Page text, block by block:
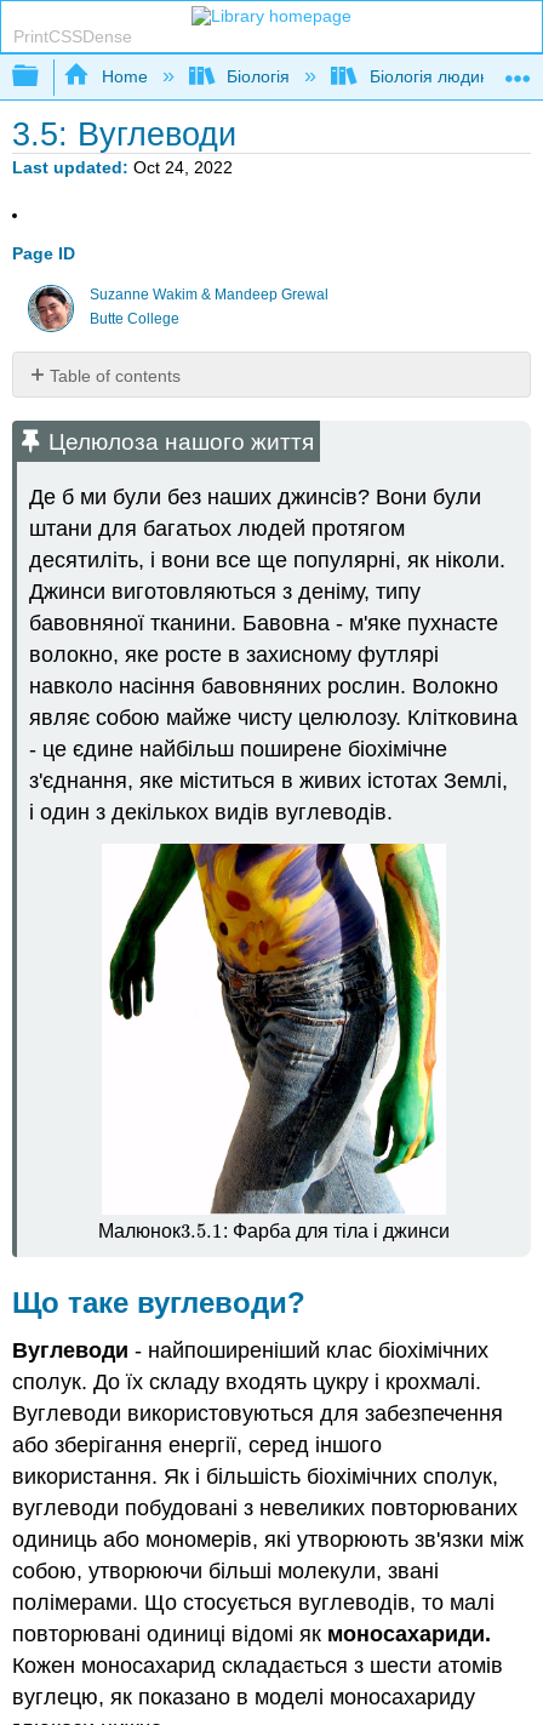
PrintCSSDense
Expand/collapse global hierarchy
Home Біологія Біологія людини
3.5: Вуглеводи
Last updated Oct 24, 2022
Page ID
Suzanne Wakim & Mandeep Grewal
Butte College
Table of contents
нашого
життя
Що
таке
вуглеводи?
Цукор
складні
вуглеводи
Крохмаль
Глікоген
Целюлоза
Характеристика:
Моя
біологія
людини
Дізнатися
Атрибуції
Целюлоза нашого життя
Де б ми були без наших джинсів? Вони були
штани для багатьох людей протягом
десятиліть, і вони все ще популярні, як ніколи.
Джинси виготовляються з деніму, типу
бавовняної тканини. Бавовна - м'яке пухнасте
волокно, яке росте в захисному футлярі
навколо насіння бавовняних рослин. Волокно
являє собою майже чисту целюлозу. Клітковина
- це єдине найбільш поширене біохімічне
з'єднання, яке міститься в живих істотах Землі,
і один з декількох видів вуглеводів.
Малюнок3.5.1
3.5.1: Фарба для тіла і джинси
Що таке вуглеводи?
Вуглеводи - найпоширеніший клас біохімічних
сполук. До їх складу входять цукру і крохмалі.
Вуглеводи використовуються для забезпечення
або зберігання енергії, серед іншого
використання. Як і більшість біохімічних сполук,
вуглеводи побудовані з невеликих повторюваних
одиниць або мономерів, які утворюють зв'язки між
собою, утворюючи більші молекули, звані
полімерами. Що стосується вуглеводів, то малі
повторювані одиниці відомі як моносахариди.
Кожен моносахарид складається з шести атомів
вуглецю, як показано в моделі моносахариду